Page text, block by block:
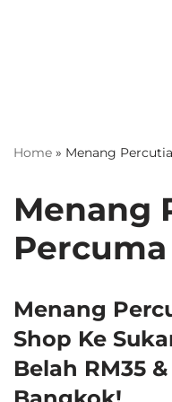
Home » Menang
Menang
Percuma
Menang
Shop Ke
Belah RM35